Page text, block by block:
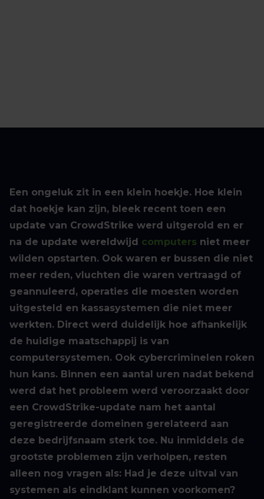
Een ongeluk zit in een klein hoekje. Hoe klein
dat hoekje kan zijn, bleek recent toen een
update van CrowdStrike werd uitgerold en er
na de update wereldwijd computers niet meer
wilden opstarten. Ook waren er bussen die niet
meer reden, vluchten die waren vertraagd of
geannuleerd, operaties die moesten worden
uitgesteld en kassasystemen die niet meer
werkten. Direct werd duidelijk hoe afhankelijk
de huidige maatschappij is van
computersystemen. Ook cybercriminelen roken
hun kans. Binnen een aantal uren nadat bekend
werd dat het probleem werd veroorzaakt door
een CrowdStrike-update nam het aantal
geregistreerde domeinen gerelateerd aan
deze bedrijfsnaam sterk toe. Nu inmiddels de
grootste problemen zijn verholpen, resten
alleen nog vragen als: Had je deze uitval van
systemen als eindklant kunnen voorkomen?